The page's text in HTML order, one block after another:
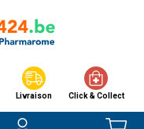
Livraison Click & Collect